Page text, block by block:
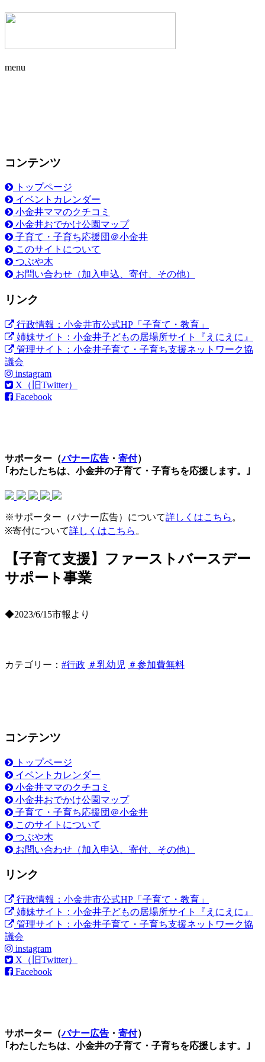
menu
コンテンツ
トップページ
イベントカレンダー
小金井ママのクチコミ
小金井おでかけ公園マップ
子育て・子育ち応援団＠小金井
このサイトについて
つぶや木
お問い合わせ（加入申込、寄付、その他）
リンク
行政情報：小金井市公式HP「子育て・教育」
姉妹サイト：小金井子どもの居場所サイト『えにえに』
管理サイト：小金井子育て・子育ち支援ネットワーク協
議会
instagram
X（旧Twitter）
Facebook
サポーター（バナー広告 ・ 寄付）
｢わたしたちは、小金井の子育て・子育ちを応援します。｣
※サポーター（バナー広告）について詳しくはこちら 。
※寄付について詳しくはこちら 。
【子育て支援】ファーストバースデー
サポート事業
◆2023/6/15市報より
カテゴリー： #行政 ＃乳幼児 ＃参加費無料
コンテンツ
トップページ
イベントカレンダー
小金井ママのクチコミ
小金井おでかけ公園マップ
子育て・子育ち応援団＠小金井
このサイトについて
つぶや木
お問い合わせ（加入申込、寄付、その他）
リンク
行政情報：小金井市公式HP「子育て・教育」
姉妹サイト：小金井子どもの居場所サイト『えにえに』
管理サイト：小金井子育て・子育ち支援ネットワーク協
議会
instagram
X（旧Twitter）
Facebook
サポーター（バナー広告 ・ 寄付）
｢わたしたちは、小金井の子育て・子育ちを応援します。｣